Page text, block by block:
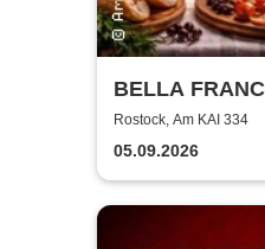
BELLA
Kultur Rostock
Rostock, Am KAI 334
05.09.2026